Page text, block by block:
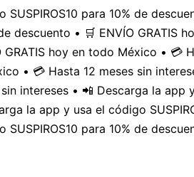
para 10% de
descuento • 🛒 ENVÍO GRATIS
hoy en todo México • 💳
• 💳 Hasta 12 meses sin
intereses • 📲 Descarga la app
la app y usa el código
para 10% de